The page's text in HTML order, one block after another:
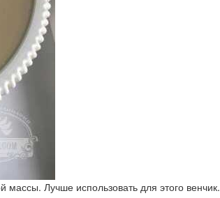
Лучше использовать для этого венчик.